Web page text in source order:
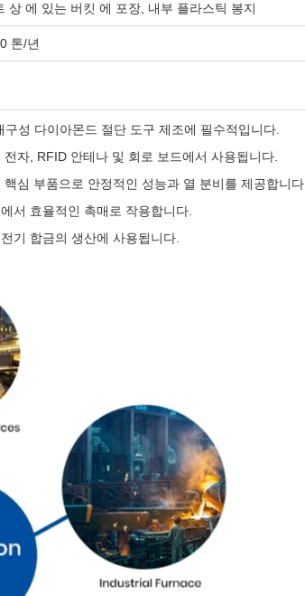
상 에 있는 버킷 에 포장, 내부 플라스틱 봉지
톤/년
성 다이아몬드 절단 도구 제조에 필수적입니다.
자, RFID 안테나 및 회로 보드에서 사용됩니다.
심 부품으로 안정적인 성능과 열 분비를 제공합니다.
서 효율적인 촉매로 작용합니다.
기 합금의 생산에 사용됩니다.